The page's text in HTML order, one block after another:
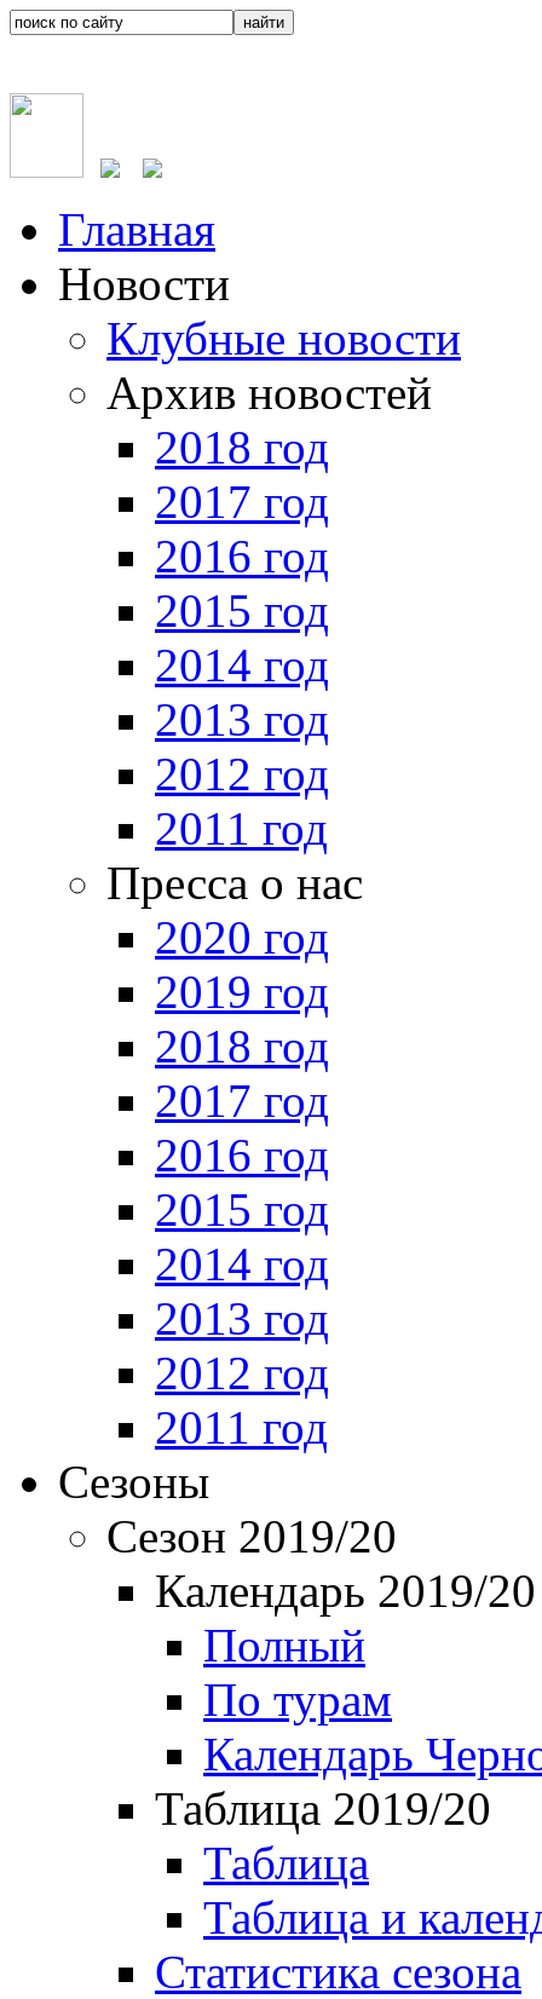
Главная
Новости
Клубные новости
Архив новостей
2018 год
2017 год
2016 год
2015 год
2014 год
2013 год
2012 год
2011 год
Пресса о нас
2020 год
2019 год
2018 год
2017 год
2016 год
2015 год
2014 год
2013 год
2012 год
2011 год
Сезоны
Сезон 2019/20
Календарь 2019/20
Полный
По турам
Календарь
Таблица 2019/20
Таблица
Таблица и
Статистика сезона